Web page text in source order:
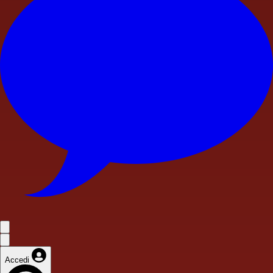
Accedi